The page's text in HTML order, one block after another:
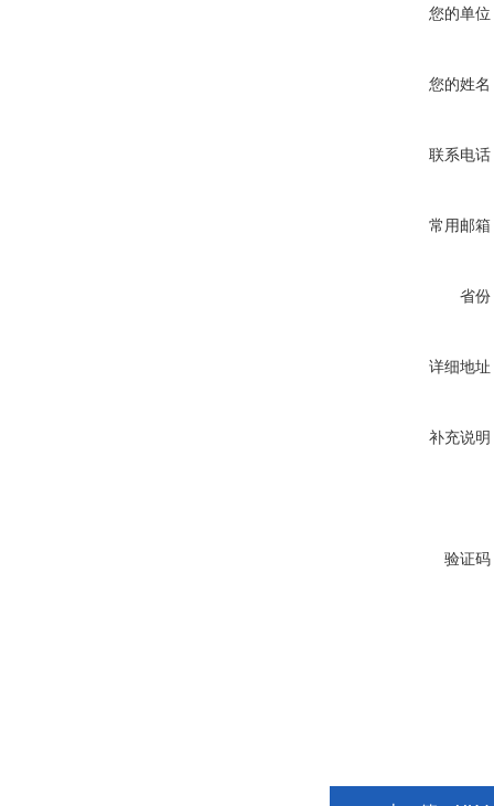
您的单位
您的姓名
联系电话
常用邮箱
省份
详细地址
补充说明
验证码